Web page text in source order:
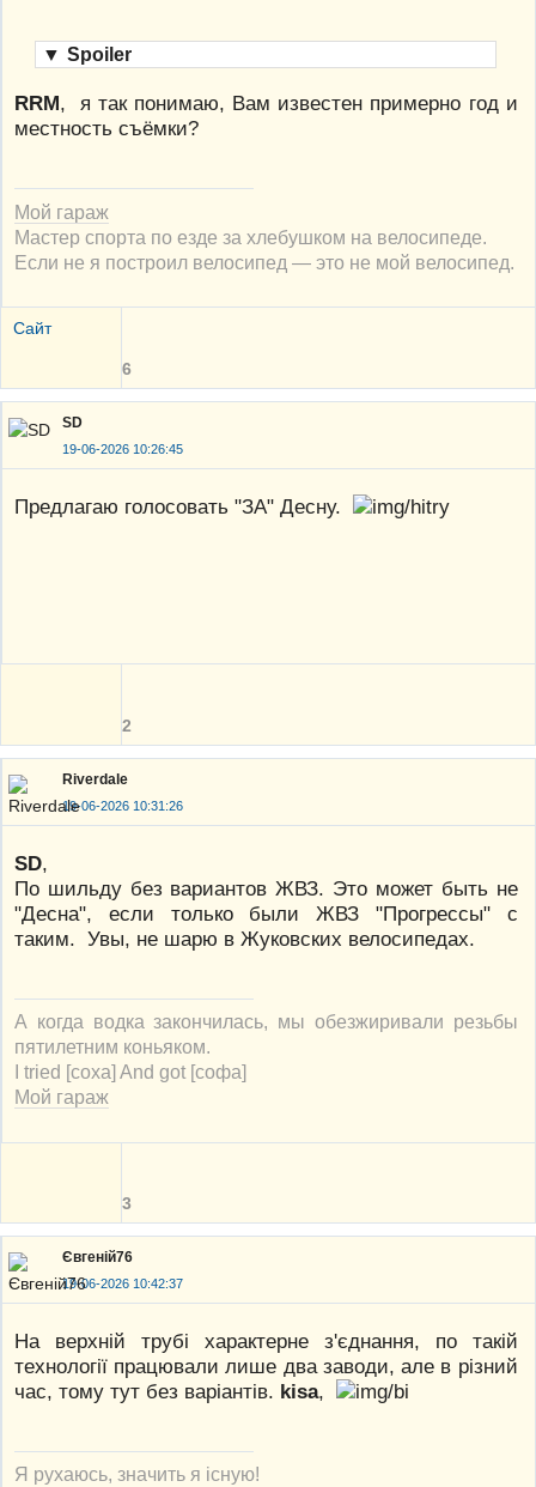
▼ Spoiler
RRM, я так понимаю, Вам известен примерно год и
местность съёмки?
Мой гараж
Мастер спорта по езде за хлебушком на велосипеде.
Если не я построил велосипед — это не мой велосипед.
Сайт
6
SD
19-06-2026 10:26:45
Предлагаю голосовать "ЗА" Десну.
2
Riverdale
19-06-2026 10:31:26
SD,
По шильду без вариантов ЖВЗ. Это может быть не
"Десна", если только были ЖВЗ "Прогрессы" с
таким. Увы, не шарю в Жуковских велосипедах.
А когда водка закончилась, мы обезжиривали резьбы
пятилетним коньяком.
I tried [соха] And got [софа]
Мой гараж
3
Євгеній76
19-06-2026 10:42:37
На верхній трубі характерне з'єднання, по такій
технології працювали лише два заводи, але в різний
час, тому тут без варіантів. kisa,
Я рухаюсь, значить я існую!